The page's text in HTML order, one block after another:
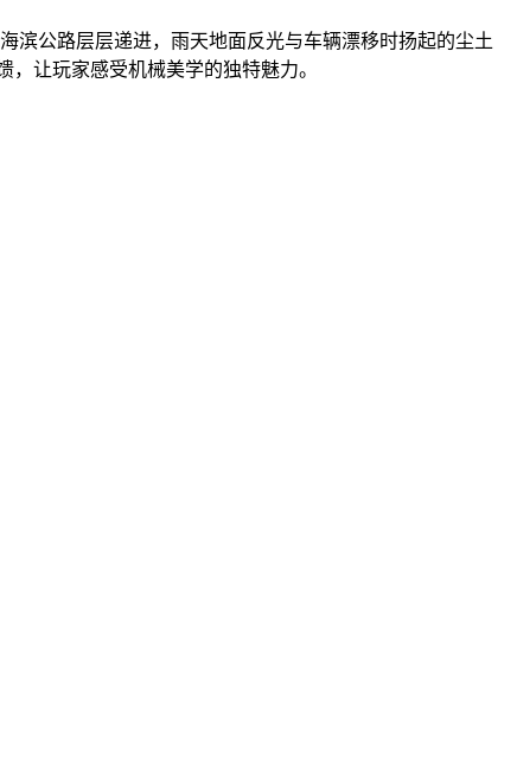
滨公路层层递进，雨天地面反光与车辆漂移时扬起的尘土
让玩家感受机械美学的独特魅力。